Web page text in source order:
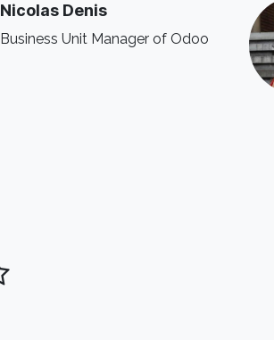
Nicolas Denis
Business Unit Manager of Odoo